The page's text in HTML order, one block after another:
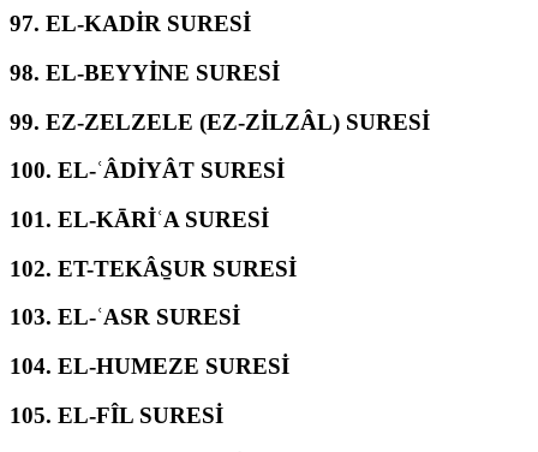
97. EL-KADİR SURESİ
98. EL-BEYYİNE SURESİ
99. EZ-ZELZELE (EZ-ZİLZÂL) SURESİ
100. EL-ʿÂDİYÂT SURESİ
101. EL-KĀRİʿA SURESİ
102. ET-TEKÂS̱UR SURESİ
103. EL-ʿASR SURESİ
104. EL-HUMEZE SURESİ
105. EL-FÎL SURESİ